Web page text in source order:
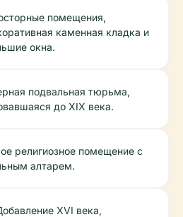
помещения,
каменная кладка и
окна.
подвальная тюрьма,
до XIX века.
религиозное помещение с
алтарем.
XVI века,